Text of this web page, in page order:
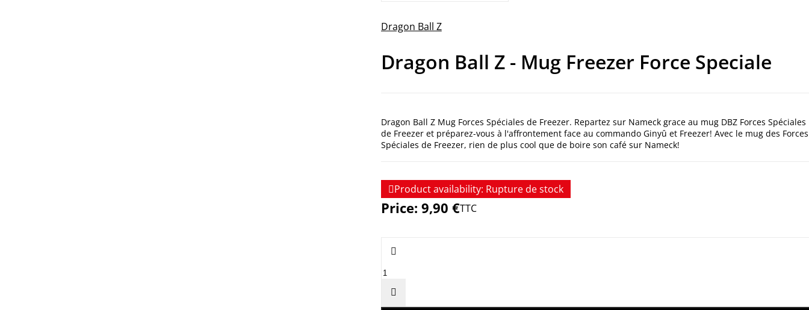
Dragon Ball Z
Dragon Ball Z - Mug Freezer Force Speciale
Dragon Ball Z Mug Forces Spéciales de Freezer. Repartez sur Nameck grace au mug DBZ Forces Spéciales
de Freezer et préparez-vous à l'affrontement face au commando Ginyû et Freezer! Avec le mug des Forces
Spéciales de Freezer, rien de plus cool que de boire son café sur Nameck!
Price: 9,90 €TTC


Product availability: Rupture de stock